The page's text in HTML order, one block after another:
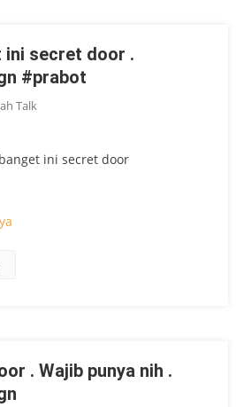
ini secret door .
#prabot
Talk
ini secret door
. Wajib punya nih .